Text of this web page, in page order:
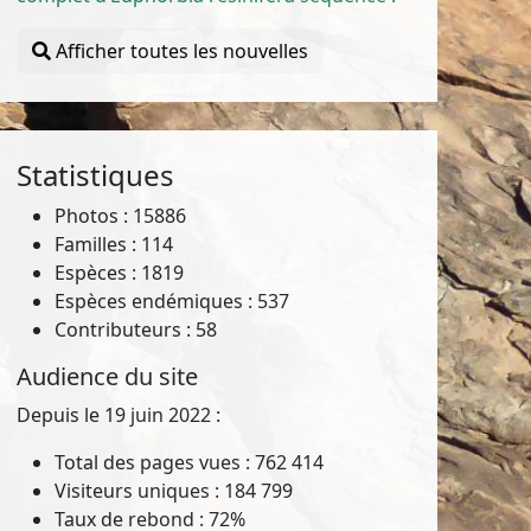
Afficher toutes les nouvelles
Statistiques
Photos : 15886
Familles : 114
Espèces : 1819
Espèces endémiques : 537
Contributeurs : 58
Audience du site
Depuis le 19 juin 2022 :
Total des pages vues : 762 414
Visiteurs uniques : 184 799
Taux de rebond : 72%